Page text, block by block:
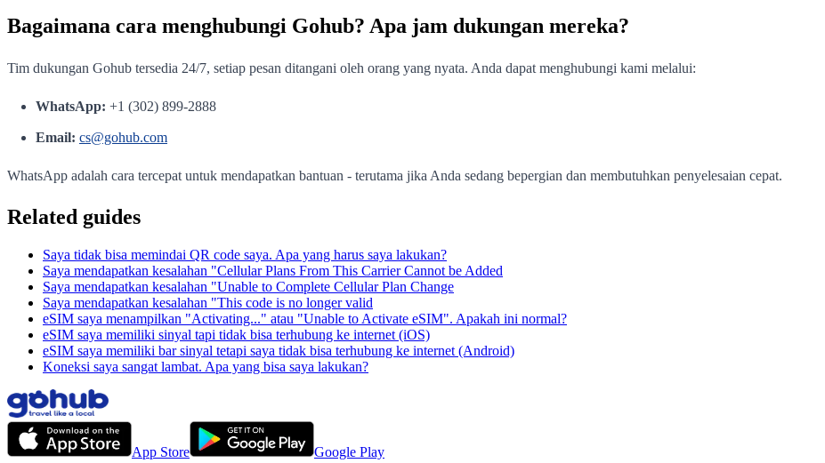
Bagaimana cara menghubungi Gohub? Apa jam dukungan mereka?
Tim dukungan Gohub tersedia 24/7, setiap pesan ditangani oleh orang yang nyata. Anda dapat menghubungi kami melalui:
WhatsApp: +1 (302) 899-2888
Email: cs@gohub.com
WhatsApp adalah cara tercepat untuk mendapatkan bantuan - terutama jika Anda sedang bepergian dan membutuhkan penyelesaian cepat.
Related guides
Saya tidak bisa memindai QR code saya. Apa yang harus saya lakukan?
Saya mendapatkan kesalahan "Cellular Plans From This Carrier Cannot be Added
Saya mendapatkan kesalahan "Unable to Complete Cellular Plan Change
Saya mendapatkan kesalahan "This code is no longer valid
eSIM saya menampilkan "Activating..." atau "Unable to Activate eSIM". Apakah ini normal?
eSIM saya memiliki sinyal tapi tidak bisa terhubung ke internet (iOS)
eSIM saya memiliki bar sinyal tetapi saya tidak bisa terhubung ke internet (Android)
Koneksi saya sangat lambat. Apa yang bisa saya lakukan?
App Store Google Play